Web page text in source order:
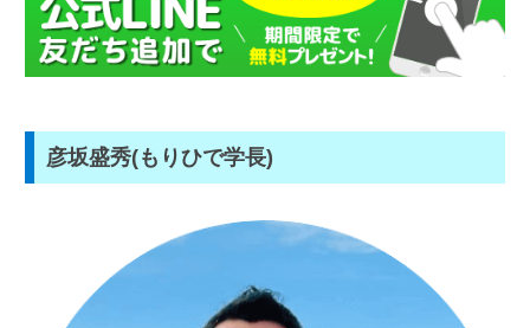
彦坂盛秀(もりひで学長)